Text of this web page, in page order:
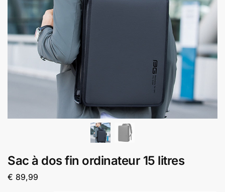
Sac à dos fin ordinateur 15 litres
€ 89,99